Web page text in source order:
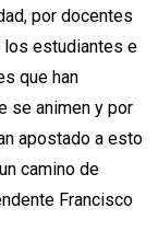
por docentes
los estudiantes e
que han
se animen y por
apostado a esto
camino de
Francisco